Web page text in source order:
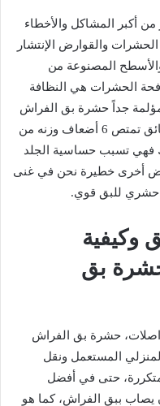
من أكبر المشاكل والأخطاء
والقوارض الإنتشار
المصنوعة من
الحشرات هي النظافة
مؤلمة جداً حشرة بق الفراش
تمتص على دماء الإنسان خلال عشر دقائق تمتص 6 أضعاف وزنه من
فهي تسبب حساسية الجلد
أخرى خطيرة نحن في غنى
حشري للبق قوي.
وكيفية
بق
حشرة بق الفراش
المستعمل ونقل
متكررة، حتى في أفضل
يصاب ببق الفراش، كما هو